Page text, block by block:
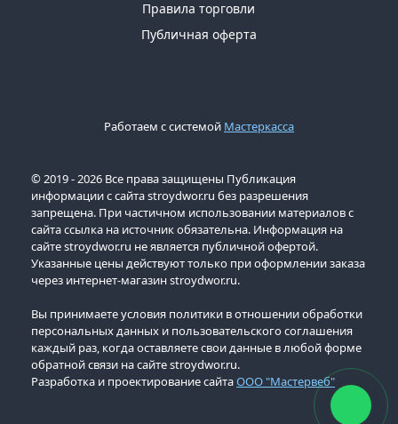
Правила торговли
Публичная оферта
Работаем с системой Мастеркасса
© 2019 - 2026 Все права защищены Публикация
информации с сайта stroydwor.ru без разрешения
запрещена. При частичном использовании материалов с
сайта ссылка на источник обязательна. Информация на
сайте stroydwor.ru не является публичной офертой.
Указанные цены действуют только при оформлении заказа
через интернет-магазин stroydwor.ru.
Вы принимаете условия политики в отношении обработки
персональных данных и пользовательского соглашения
каждый раз, когда оставляете свои данные в любой форме
обратной связи на сайте stroydwor.ru.
Разработка и проектирование сайтаООО "Мастервеб"